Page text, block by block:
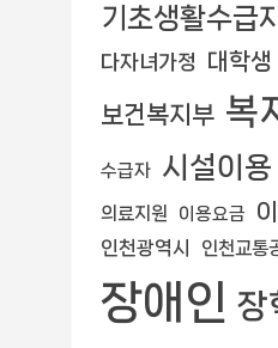
기초생활수급
다자녀가정 대학생
보건복지부 복
수급자 시설이용
의료지원 이용요금
인천광역시 인천교통
장애인 장